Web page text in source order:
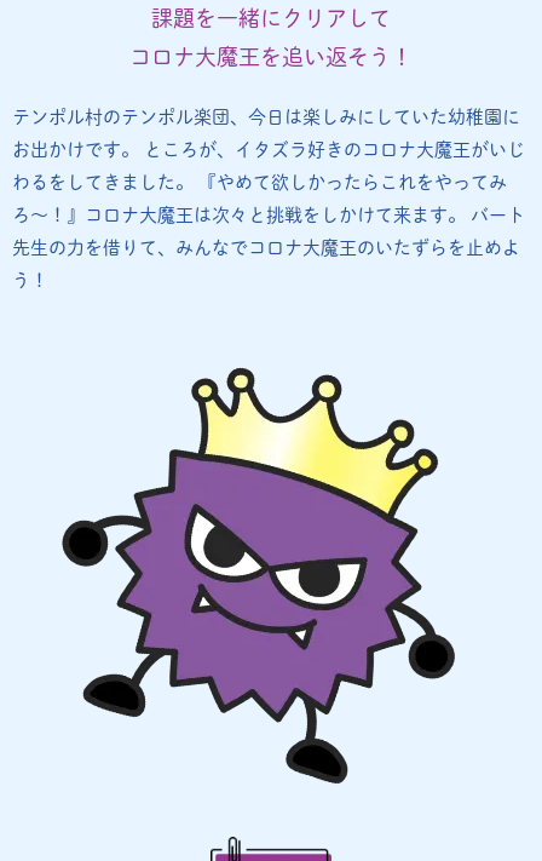
課題を一緒にクリアして
コロナ大魔王を追い返そう！
テンポル村のテンポル楽団、今日は楽しみにしていた幼稚園に
お出かけです。 ところが、イタズラ好きのコロナ大魔王がいじ
わるをしてきました。 『やめて欲しかったらこれをやってみ
ろ〜！』コロナ大魔王は次々と挑戦をしかけて来ます。 バート
先生の力を借りて、みんなでコロナ大魔王のいたずらを止めよ
う！